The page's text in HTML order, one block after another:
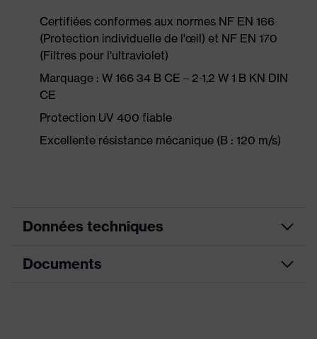
Certifiées conformes aux normes NF EN 166
(Protection individuelle de l'œil) et NF EN 170
(Filtres pour l'ultraviolet)
Marquage : W 166 34 B CE – 2-1,2 W 1 B KN DIN
CE
Protection UV 400 fiable
Excellente résistance mécanique (B : 120 m/s)
Données techniques
couleur de
Documents